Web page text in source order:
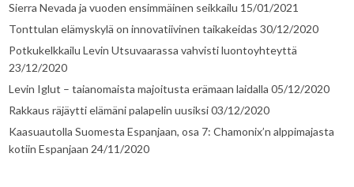
Sierra Nevada ja vuoden ensimmäinen seikkailu 15/01/2021
Tonttulan elämyskylä on innovatiivinen taikakeidas 30/12/2020
Potkukelkkailu Levin Utsuvaarassa vahvisti luontoyhteyttä
23/12/2020
Levin Iglut – taianomaista majoitusta erämaan laidalla 05/12/2020
Rakkaus räjäytti elämäni palapelin uusiksi03/12/2020
Kaasuautolla Suomesta Espanjaan, osa 7: Chamonix’n alppimajasta
kotiin Espanjaan 24/11/2020